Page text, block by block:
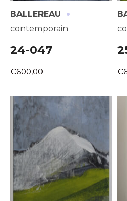
BALLEREAU ·
contemporain
24-047
€600,00